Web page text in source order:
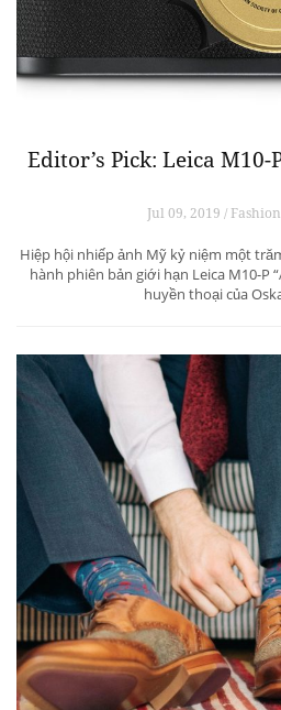
Editor’s Pick: Leica M10-
Jul 09, 2019 /
Hiệp hội nhiếp ảnh Mỹ kỷ niệm một
hành phiên bản giới hạn Leica M10-P
huyền thoại của